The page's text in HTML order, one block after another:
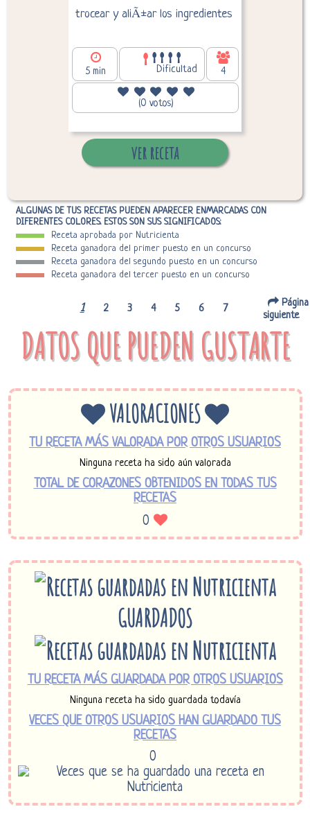
trocear y aliÃ±ar los ingredientes
5 min Dificultad 4
(0 votos)
Calorías por persona:
84,65
ver receta
ALGUNAS DE TUS RECETAS PUEDEN APARECER ENMARCADAS CON
DIFERENTES COLORES. ESTOS SON SUS SIGNIFICADOS:
Receta aprobada por Nutricienta
Receta ganadora del primer puesto en un concurso
Receta ganadora del segundo puesto en un concurso
Receta ganadora del tercer puesto en un concurso
1 2 3 4 5 6 7
Página
siguiente
DATOS QUE PUEDEN GUSTARTE
VALORACIONES
TU RECETA MÁS VALORADA POR OTROS USUARIOS
Ninguna receta ha sido aún valorada
TOTAL DE CORAZONES OBTENIDOS EN TODAS TUS
RECETAS
0
GUARDADOS
TU RECETA MÁS GUARDADA POR OTROS USUARIOS
Ninguna receta ha sido guardada todavía
VECES QUE OTROS USUARIOS HAN GUARDADO TUS
RECETAS
0